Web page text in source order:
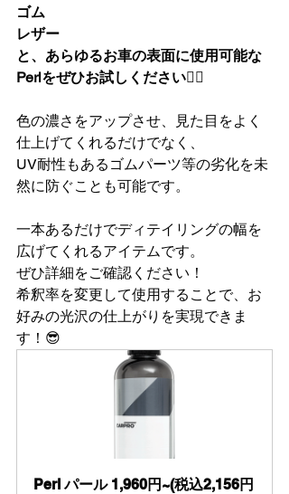
ゴム
レザー
と、あらゆるお車の表面に使用可能な
Perlをぜひお試しください🙇‍♂️
色の濃さをアップさせ、見た目をよく
仕上げてくれるだけでなく、
UV耐性もあるゴムパーツ等の劣化を未
然に防ぐことも可能です。
一本あるだけでディテイリングの幅を
広げてくれるアイテムです。
ぜひ詳細をご確認ください！
希釈率を変更して使用することで、お
好みの光沢の仕上がりを実現できま
す！😎
Perl パール 1,960円~(税込2,156円